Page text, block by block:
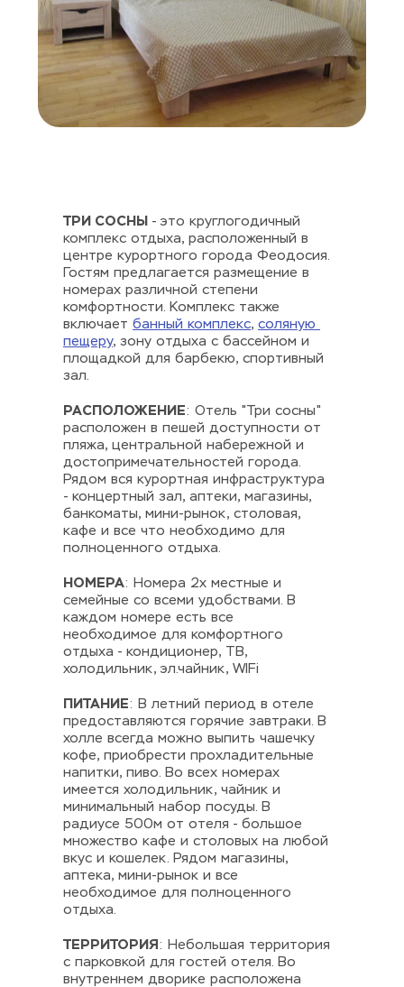
ТРИ СОСНЫ - это круглогодичный
комплекс отдыха, расположенный в
центре курортного города Феодосия.
Гостям предлагается размещение в
номерах различной степени
комфортности. Комплекс также
включает банный комплекс, соляную
пещеру, зону отдыха с бассейном и
площадкой для барбекю, спортивный
зал.
РАСПОЛОЖЕНИЕ : Отель "Три сосны"
расположен в пешей доступности от
пляжа, центральной набережной и
достопримечательностей города.
Рядом вся курортная инфраструктура
- концертный зал, аптеки, магазины,
банкоматы, мини-рынок, столовая,
кафе и все что необходимо для
полноценного отдыха.
НОМЕРА: Номера 2х местные и
семейные со всеми удобствами. В
каждом номере есть все
необходимое для комфортного
отдыха - кондиционер, ТВ,
холодильник, эл.чайник, WIFi
ПИТАНИЕ : В летний период в отеле
предоставляются горячие завтраки. В
холле всегда можно выпить чашечку
кофе, приобрести прохладительные
напитки, пиво. Во всех номерах
имеется холодильник, чайник и
минимальный набор посуды. В
радиусе 500м от отеля - большое
множество кафе и столовых на любой
вкус и кошелек. Рядом магазины,
аптека, мини-рынок и все
необходимое для полноценного
отдыха.
ТЕРРИТОРИЯ : Небольшая территория
с парковкой для гостей отеля. Во
внутреннем дворике расположена